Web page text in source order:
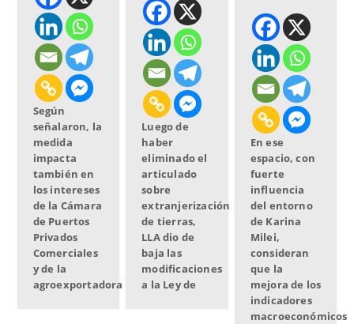
Según
señalaron, la
medida
impacta
también en
los intereses
de la Cámara
de Puertos
Privados
Comerciales
y de la
agroexportadora
Luego de
haber
eliminado el
articulado
sobre
extranjerización
de tierras,
LLA dio de
baja las
modificaciones
a la Ley de
En ese
espacio, con
fuerte
influencia
del entorno
de Karina
Milei,
consideran
que la
mejora de los
indicadores
macroeconómicos